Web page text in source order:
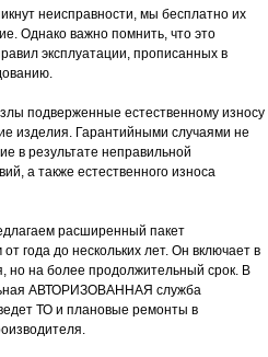
неисправности, мы бесплатно их
Однако важно помнить, что это
эксплуатации, прописанных в
подверженные естественному износу
изделия. Гарантийными случаями не
в результате неправильной
а также естественного износа
расширенный пакет
года до нескольких лет. Он включает в
но на более продолжительный срок. В
АВТОРИЗОВАННАЯ служба
ТО и плановые ремонты в